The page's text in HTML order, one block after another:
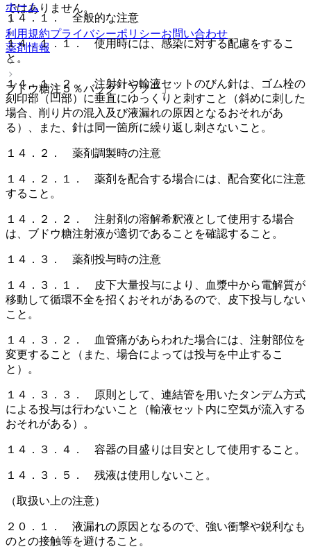
ホーム
薬剤情報
ブドウ糖注５％バッグ「フソー」
１４．１． 全般的な注意
１４．１．１． 使用時には、感染に対する配慮をするこ
と。
１４．１．２． 注射針や輸液セットのびん針は、ゴム栓の
刻印部（凹部）に垂直にゆっくりと刺すこと（斜めに刺した
場合、削り片の混入及び液漏れの原因となるおそれがあ
る）、また、針は同一箇所に繰り返し刺さないこと。
１４．２． 薬剤調製時の注意
１４．２．１． 薬剤を配合する場合には、配合変化に注意
すること。
１４．２．２． 注射剤の溶解希釈液として使用する場合
は、ブドウ糖注射液が適切であることを確認すること。
１４．３． 薬剤投与時の注意
１４．３．１． 皮下大量投与により、血漿中から電解質が
移動して循環不全を招くおそれがあるので、皮下投与しない
こと。
１４．３．２． 血管痛があらわれた場合には、注射部位を
変更すること（また、場合によっては投与を中止するこ
と）。
１４．３．３． 原則として、連結管を用いたタンデム方式
による投与は行わないこと（輸液セット内に空気が流入する
おそれがある）。
１４．３．４． 容器の目盛りは目安として使用すること。
１４．３．５． 残液は使用しないこと。
（取扱い上の注意）
２０．１． 液漏れの原因となるので、強い衝撃や鋭利なも
のとの接触等を避けること。
ではありません。
利用規約プライバシーポリシーお問い合わせ